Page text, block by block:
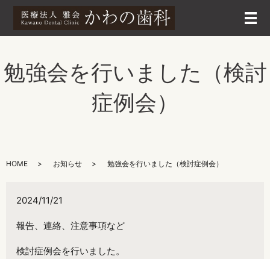
メ
勉強会を行いました（検討
症例会）
HOME お知らせ 勉強会を行いました（検討症例会）
2024/11/21
報告、連絡、注意事項など
検討症例会を行いました。